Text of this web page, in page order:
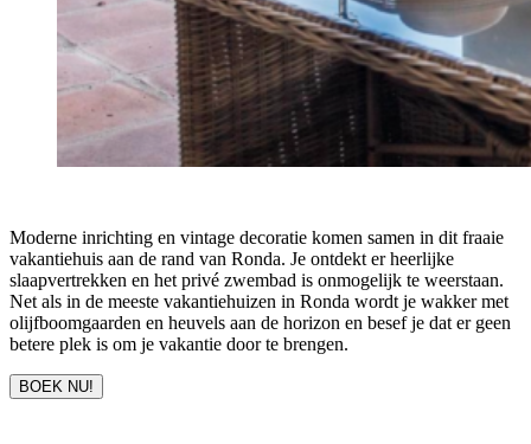
Moderne inrichting en vintage decoratie komen samen in dit fraaie
vakantiehuis aan de rand van Ronda. Je ontdekt er heerlijke
slaapvertrekken en het privé zwembad is onmogelijk te weerstaan.
Net als in de meeste vakantiehuizen in Ronda wordt je wakker met
olijfboomgaarden en heuvels aan de horizon en besef je dat er geen
betere plek is om je vakantie door te brengen.
BOEK NU!